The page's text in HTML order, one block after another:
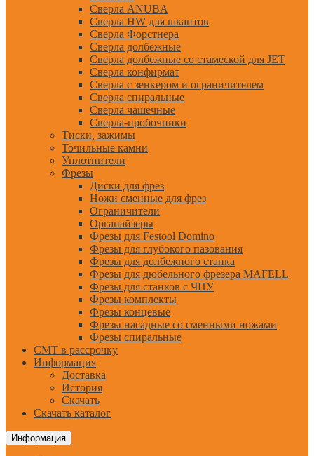
Сверла ANUBA
Сверла HW для шкантов
Сверла Форстнера
Сверла долбежные
Сверла долбежные со стамеской для JET
Сверла конфирмат
Сверла с зенкером и ограничителем
Сверла спиральные
Сверла чашечные
Сверла-пробочники
Тиски, зажимы
Точильные камни
Уплотнители
Фрезы
Диски для фрез
Ножи сменные для фрез
Ограничители
Органайзеры
Фрезы для Festool Domino
Фрезы для глубокого пазования
Фрезы для долбежного станка
Фрезы для дюбельного фрезера MAFELL
Фрезы для станков с ЧПУ
Фрезы комплекты
Фрезы концевые
Фрезы насадные со сменными ножами
Фрезы спиральные
CMT в рассрочку
Информация
Доставка
История
Скачать
Скачать каталог
Информация